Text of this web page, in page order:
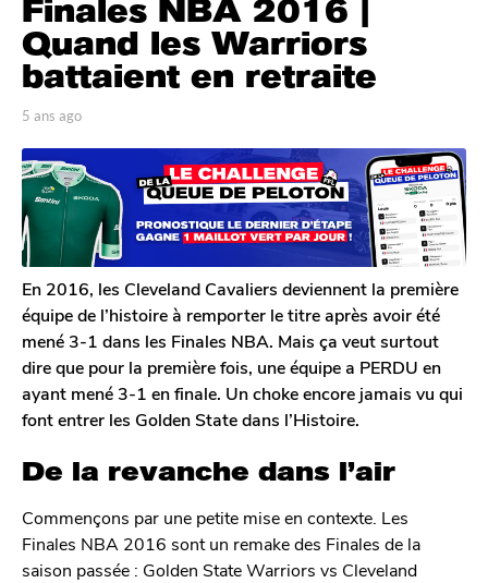
a
n
s
a
g
5
a
n
s
a
g
o
Finales NBA 2016 |
Quand les Warriors
battaient en retraite
p
r
J
o
n
a
s
5 ans ago
s
a
En 2016, les Cleveland Cavaliers deviennent la première
équipe de l’histoire à remporter le titre après avoir été
mené 3-1 dans les Finales NBA. Mais ça veut surtout
dire que pour la première fois, une équipe a PERDU en
ayant mené 3-1 en finale. Un choke encore jamais vu qui
font entrer les Golden State dans l’Histoire.
De la revanche dans l’air
Commençons par une petite mise en contexte. Les
Finales NBA 2016 sont un remake des Finales de la
saison passée : Golden State Warriors vs Cleveland